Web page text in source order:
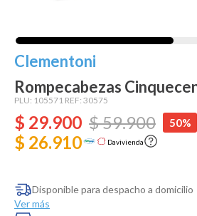
Clementoni
Rompecabezas
PLU: 105571 REF: 30575
$ 29.900 $59.900 50%
$ 26.910 Davivienda
Disponible para despacho a domicilio
Ver más